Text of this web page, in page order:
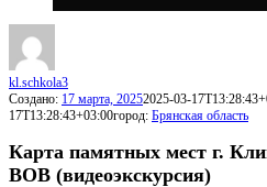
kl.schkola3
Создано: 17 марта, 20252025-03-
17T13:28:43+03:00город: Брянская область
Карта памятных мест г.
ВОВ (видеоэкскурсия)